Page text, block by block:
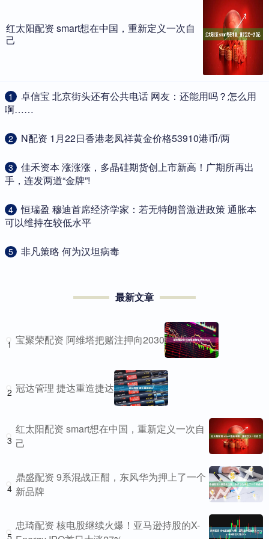
红太阳配资 smart想在中国，重新定义一次自
己
1
​卓信宝 北京街头还有公共电话 网友：还能用吗？怎么用
啊……
2 ​N配资 1月22日香港老凤祥黄金价格53910港币/两
3
​佳禾资本 涨涨涨，多晶硅期货创上市新高！广期所再出
手，连发两道“金牌”!
4
​恒瑞盈 穆迪首席经济学家：若无特朗普激进政策 通胀本
可以维持在较低水平
5 ​非凡策略 何为汉坦病毒
最新文章
1 宝聚荣配资 阿维塔把赌注押向2030
2 冠达管理 捷达重造捷达
3
红太阳配资 smart想在中国，重新定义一次自
己
4
鼎盛配资 9系混战正酣，东风华为押上了一个
新品牌
忠琦配资 核电股继续火爆！亚马逊持股的X-